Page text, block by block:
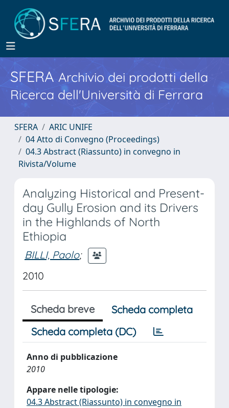
SFERA Archivio dei prodotti della
Ricerca dell'Università di Ferrara
SFERA
ARIC UNIFE
04 Atto di Convegno (Proceedings)
04.3 Abstract (Riassunto) in convegno in
Rivista/Volume
Analyzing Historical and Present-
day Gully Erosion and its Drivers
in the Highlands of North
Ethiopia
BILLI, Paolo;
2010
Scheda breve
Scheda completa
Scheda completa (DC)
Anno di pubblicazione
2010
Appare nelle tipologie:
04.3 Abstract (Riassunto) in convegno in